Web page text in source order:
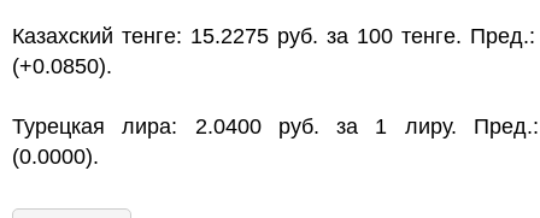
Казахский тенге: 15.2275 руб. за 100 тенге.
(+0.0850).
Турецкая лира: 2.0400 руб. за 1 лиру.
(0.0000).